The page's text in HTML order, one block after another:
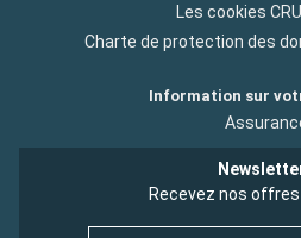
Les cookies
Charte de protection des
Information sur
Recevez nos